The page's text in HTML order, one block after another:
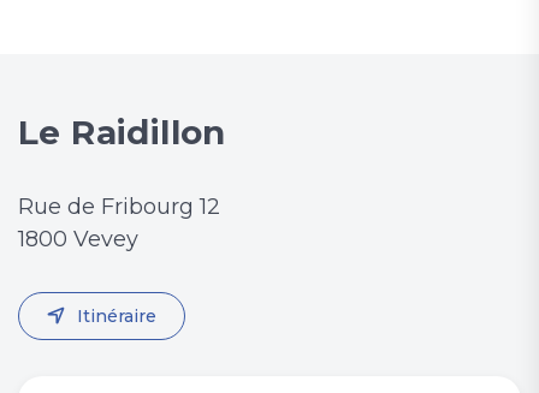
Le Raidillon
Rue de Fribourg 12
1800 Vevey
Itinéraire